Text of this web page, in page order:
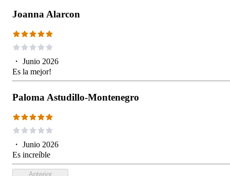
Joanna Alarcon
・ Junio 2026
Es la mejor!
Paloma Astudillo-Montenegro
・ Junio 2026
Es increíble
Anterior